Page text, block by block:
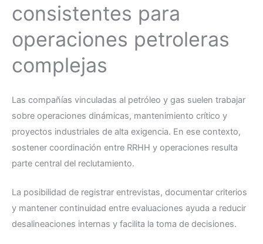
consistentes para
operaciones petroleras
complejas
Las compañías vinculadas al petróleo y gas suelen trabajar
sobre operaciones dinámicas, mantenimiento crítico y
proyectos industriales de alta exigencia. En ese contexto,
sostener coordinación entre RRHH y operaciones resulta
parte central del reclutamiento.
La posibilidad de registrar entrevistas, documentar criterios
y mantener continuidad entre evaluaciones ayuda a reducir
desalineaciones internas y facilita la toma de decisiones.